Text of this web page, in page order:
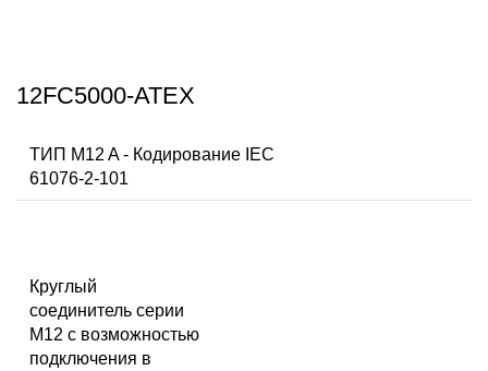
12FC5000-ATEX
ТИП M12 A - Кодирование IEC
61076-2-101
Круглый
соединитель серии
M12 с возможностью
подключения в